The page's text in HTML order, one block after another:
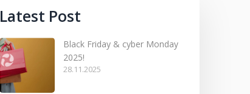
Latest Post
Black Friday & cyber Monday
2025!
28.11.2025